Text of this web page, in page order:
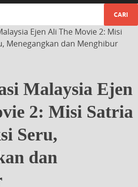
Ejen Ali The Movie 2: Misi
Menegangkan dan Menghibur
Malaysia Ejen
2: Misi Satria
Seru,
dan